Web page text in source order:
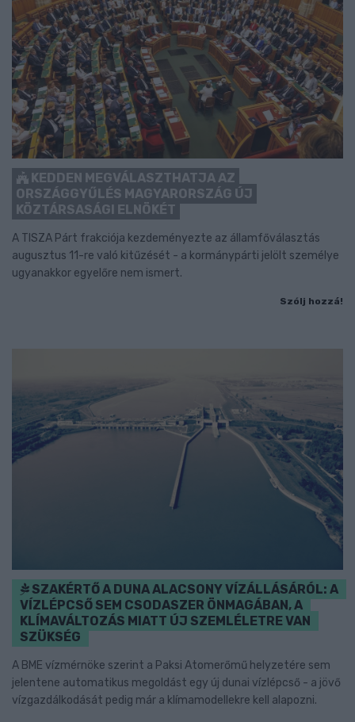
KEDDEN MEGVÁLASZTHATJA AZ
ORSZÁGGYŰLÉS MAGYARORSZÁG ÚJ
KÖZTÁRSASÁGI ELNÖKÉT
A TISZA Párt frakciója kezdeményezte az államfőválasztás
augusztus 11-re való kitűzését - a kormánypárti jelölt személye
ugyanakkor egyelőre nem ismert.
Szólj hozzá!
SZAKÉRTŐ A DUNA ALACSONY VÍZÁLLÁSÁRÓL: A
VÍZLÉPCSŐ SEM CSODASZER ÖNMAGÁBAN, A
KLÍMAVÁLTOZÁS MIATT ÚJ SZEMLÉLETRE VAN
SZÜKSÉG
A BME vízmérnöke szerint a Paksi Atomerőmű helyzetére sem
jelentene automatikus megoldást egy új dunai vízlépcső - a jövő
vízgazdálkodását pedig már a klímamodellekre kell alapozni.